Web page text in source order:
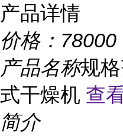
产品详情
价格： 78000
产品名称规
式干燥机 查
简介